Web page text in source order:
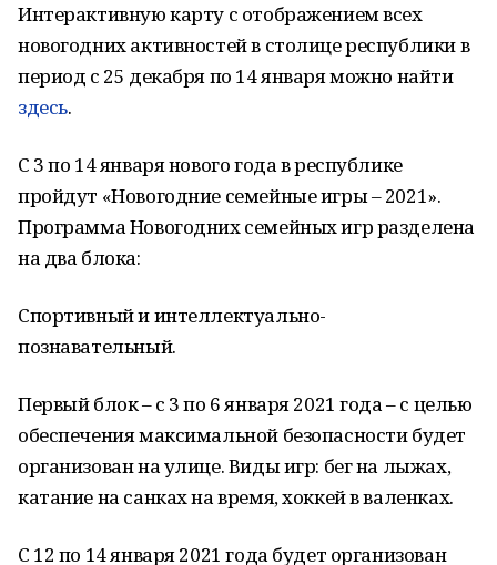
Интерактивную карту с отображением всех
новогодних активностей в столице республики в
период с 25 декабря по 14 января можно найти
здесь.
С 3 по 14 января нового года в республике
пройдут «Новогодние семейные игры – 2021».
Программа Новогодних семейных игр разделена
на два блока:
Спортивный и интеллектуально-
познавательный.
Первый блок – с 3 по 6 января 2021 года – с целью
обеспечения максимальной безопасности будет
организован на улице. Виды игр: бег на лыжах,
катание на санках на время, хоккей в валенках.
С 12 по 14 января 2021 года будет организован